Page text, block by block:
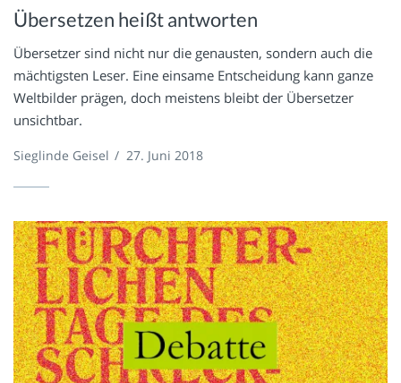
Übersetzen heißt antworten
Übersetzer sind nicht nur die genausten, sondern auch die
mächtigsten Leser. Eine einsame Entscheidung kann ganze
Weltbilder prägen, doch meistens bleibt der Übersetzer
unsichtbar.
Sieglinde Geisel / 27. Juni 2018